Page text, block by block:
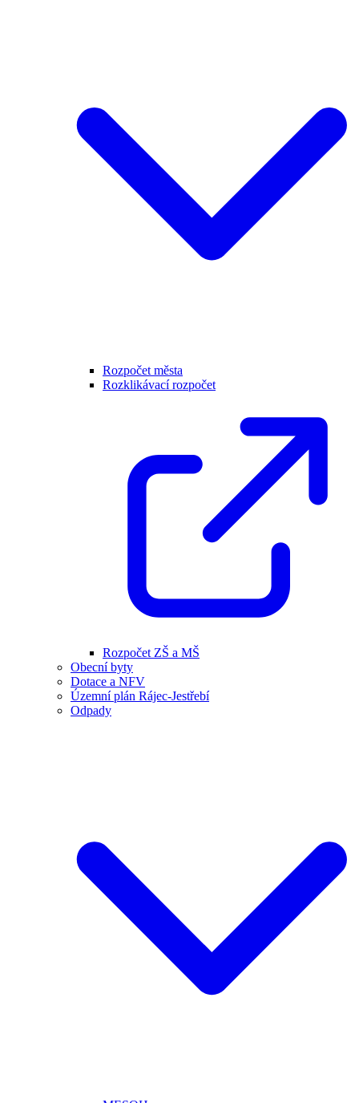
Rozpočet města
Rozklikávací rozpočet
Rozpočet ZŠ a MŠ
Obecní byty
Dotace a NFV
Územní plán Rájec-Jestřebí
Odpady